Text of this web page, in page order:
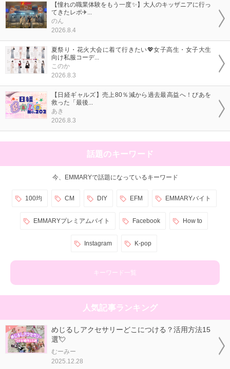
【憧れの職業体験をもう一度✨】大人のキッザニアに行っ
てきたレポ✈...
のん
2026.8.4
夏祭り・花火大会に着て行きたい💖女子高生・女子大生
向け私服コーデ...
このか
2026.8.3
【日経ギャルズ】売上80％減から過去最高益へ！ぴあを
救った「最後...
あき
2026.8.3
話題のキーワード
今、EMMARYで話題になっているキーワード
100均 CM DIY EFM EMMARYバイト
EMMARYプレミアムバイト Facebook How to
Instagram K-pop
キーワード一覧
人気記事ランキング
めじるしアクセサリーどこにつける？活用方法15
選💘
むーみー
2025.12.28